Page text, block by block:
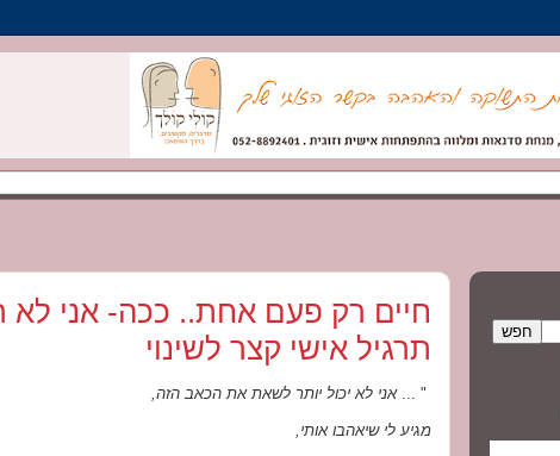
חיים רק פעם אחת.. ככה- אני לא
תרגיל אישי קצר לשינוי
" ... אני לא יכול יותר לשאת את הכאב הזה,
מגיע לי שיאהבו אותי,